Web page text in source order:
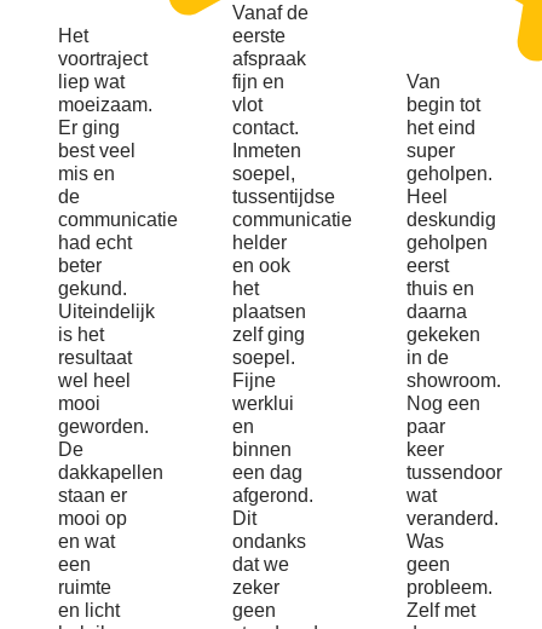
Het
voortraject
liep wat
moeizaam.
Er ging
best veel
mis en
de
communicatie
had echt
beter
gekund.
Uiteindelijk
is het
resultaat
wel heel
mooi
geworden.
De
dakkapellen
staan er
mooi op
en wat
een
ruimte
en licht
Vanaf de
eerste
afspraak
fijn en
vlot
contact.
Inmeten
soepel,
tussentijdse
communicatie
helder
en ook
het
plaatsen
zelf ging
soepel.
Fijne
werklui
en
binnen
een dag
afgerond.
Dit
ondanks
dat we
zeker
geen
Van
begin tot
het eind
super
geholpen.
Heel
deskundig
geholpen
eerst
thuis en
daarna
gekeken
in de
showroom.
Nog een
paar
keer
tussendoor
wat
veranderd.
Was
geen
probleem.
Zelf met